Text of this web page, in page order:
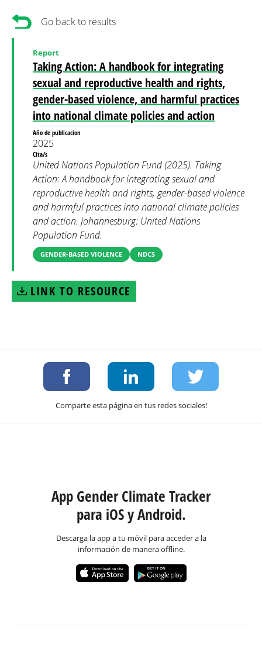
Go back to results
Taking Action: A handbook for integrating
sexual and reproductive health and rights,
gender-based violence, and harmful practices
into national climate policies and action
Report
Año de publicacion
2025
Cita/s
United Nations Population Fund (2025). Taking
Action: A handbook for integrating sexual and
reproductive health and rights, gender-based violence
and harmful practices into national climate policies
and action. Johannesburg: United Nations
Population Fund.
GENDER-BASED VIOLENCE NDCS
LINK TO RESOURCE
Comparte esta página en tus redes sociales!
App Gender Climate Tracker
para iOS y Android.
Descarga la app a tu móvil para acceder a la
información de manera offline.